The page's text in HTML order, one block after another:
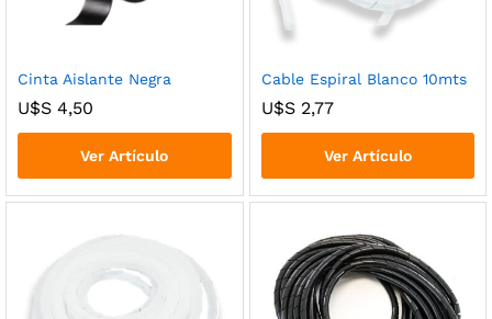
Cinta Aislante Negra
U$S 4,50
Ver Artículo
Cable Espiral Blanco 10mts
U$S2,77
Ver Artículo